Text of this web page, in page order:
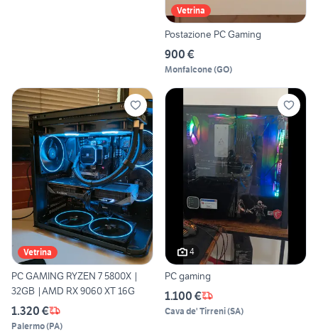
Vetrina
Postazione PC Gaming
900 €
Monfalcone(GO)
Vetrina
PC GAMING RYZEN 7 5800X |
32GB |AMD RX 9060 XT 16G
1.320 €
Palermo(PA)
4
PC gaming
1.100 €
Cava de' Tirreni(SA)